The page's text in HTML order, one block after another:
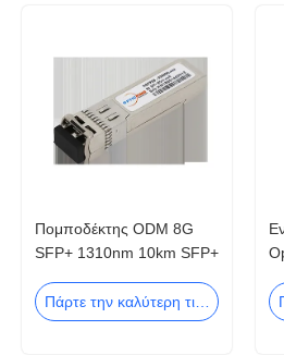
Πομποδέκτης ODM 8G
SFP+ 1310nm 10km SFP+
Πάρτε την καλύτερη τιμή